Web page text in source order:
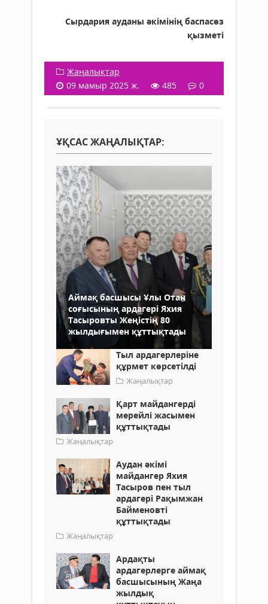
Сырдария ауданы әкімінің баспасөз
қызметі
Жаңалықтар
09 мамыр 2025 ж.
485 0
ҰҚСАС ЖАҢАЛЫҚТАР:
Аймақ басшысы Ұлы Отан
соғысының ардагері Яхия
Тасыровты Жеңістің 80
жылдығымен құттықтады
Тыл ардагерлеріне
құрмет көрсетілді
Жаңалықтар
Қарт майдангерді
мерейлі жасымен
құттықтады
Жаңалықтар
Аудан әкімі
майдангер Яхия
Тасыров пен тыл
ардагері Рақымжан
Байменовті
құттықтады
Жаңалықтар
Ардақты
ардагерлерге аймақ
басшысының Жаңа
жылдық